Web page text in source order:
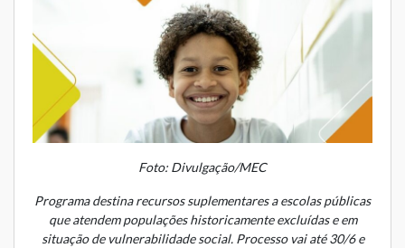
Foto: Divulgação/MEC
Programa destina recursos suplementares a escolas públicas
que atendem populações historicamente excluídas e em
situação de vulnerabilidade social. Processo vai até 30/6 e